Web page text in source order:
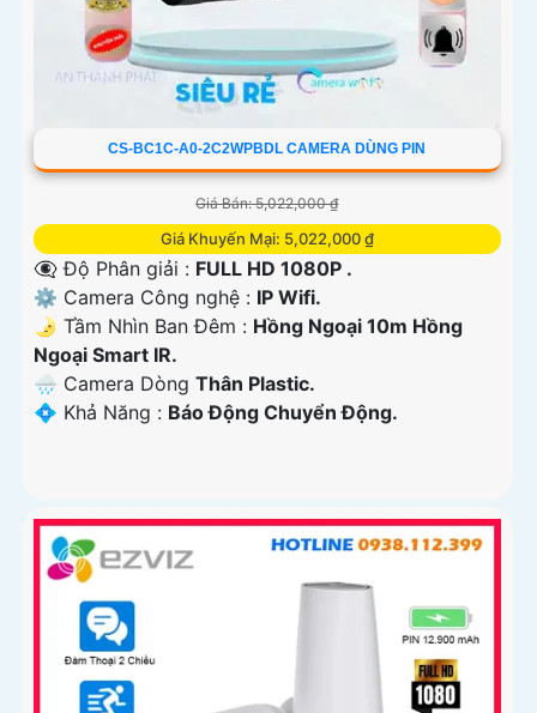
CS-BC1C-A0-2C2WPBDL CAMERA DÙNG PIN
Giá Bán: 5,022,000 ₫
Giá Khuyến Mại: 5,022,000 ₫
👁️‍🗨 Độ Phân giải : FULL HD 1080P .
⚙ Camera Công nghệ : IP Wifi.
🌛 Tầm Nhìn Ban Đêm : Hồng Ngoại 10m Hồng
Ngoại Smart IR.
🌧️ Camera Dòng Thân Plastic.
️💠 Khả Năng : Báo Động Chuyển Động.